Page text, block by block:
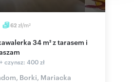
62 zł/m2
+ czynsz: 400 zł
Borki, Mariacka